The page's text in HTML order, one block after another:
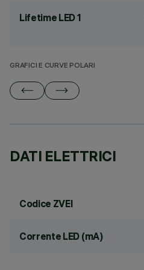
Lifetime LED 1
GRAFICI E CURVE POLARI
DATI ELETTRICI
Codice ZVEI
Corrente LED (mA)